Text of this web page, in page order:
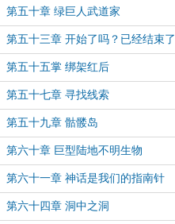
第五十章 绿巨人武道家
第五十三章 开始了吗？已经结束了
第五十五掌 绑架红后
第五十七章 寻找线索
第五十九章 骷髅岛
第六十章 巨型陆地不明生物
第六十一章 神话是我们的指南针
第六十四章 洞中之洞